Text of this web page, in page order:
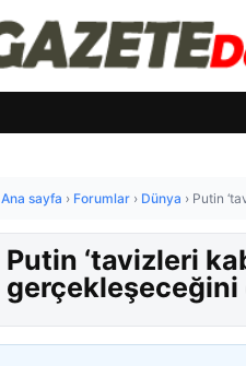
Ana sayfa › Forumlar › Dünya › Putin
Putin ‘tavizleri
gerçekleşeceğini